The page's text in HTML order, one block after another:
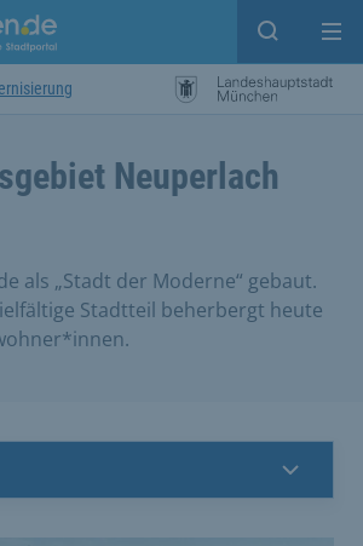
Open
Neuperlach
als „Stadt der Moderne“ gebaut.
Stadtteil beherbergt heute